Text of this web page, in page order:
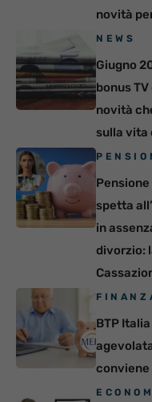
novità
NEWS
Giugno
bonus
novità
sulla vita
spetta
in
divorzio:
BTP